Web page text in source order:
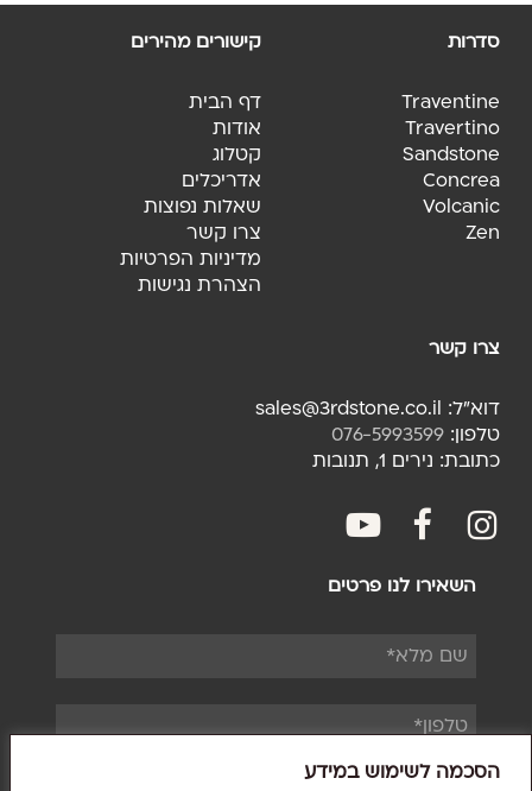
הסכמה לשימוש במידע
קישורים מהירים
דף הבית
אודות
קטלוג
אדריכלים
שאלות נפוצות
צרו קשר
מדיניות הפרטיות
הצהרת נגישות
סדרות
Traventine
Travertino
Sandstone
Concrea
Volcanic
Zen
צרו קשר
דוא"ל: sales@3rdstone.co.il
טלפון: 076-5993599
כתובת: נירים 1, תנובות
youtubefacebook
השאירו לנו פרטים